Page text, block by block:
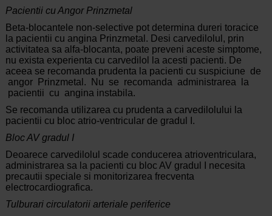
Pacientii cu Angor Prinzmetal
Beta-blocantele non-selective pot determina dureri toracice
la pacientii cu angina Prinzmetal. Desi carvedilolul, prin
activitatea sa alfa-blocanta, poate preveni aceste simptome,
nu exista experienta cu carvedilol la acesti pacienti. De
aceea se recomanda prudenta la pacienti cu suspiciune de
angor Prinzmetal. Nu se recomanda administrarea la
pacientii cu angina instabila.
Se recomanda utilizarea cu prudenta a carvedilolului la
pacientii cu bloc atrio-ventricular de gradul I.
Bloc AV gradul I
Deoarece carvedilolul scade conducerea atrioventriculara,
administrarea sa la pacienti cu bloc AV gradul I necesita
precautii speciale si monitorizarea frecventa
electrocardiografica.
Tulburari circulatorii arteriale periferice